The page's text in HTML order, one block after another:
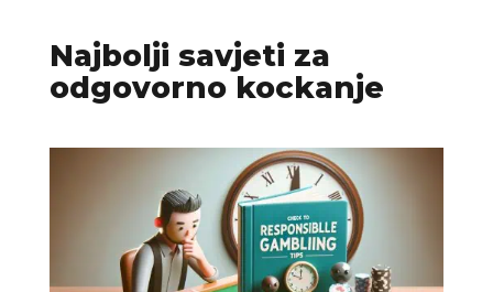
Najbolji savjeti za
odgovorno kockanje